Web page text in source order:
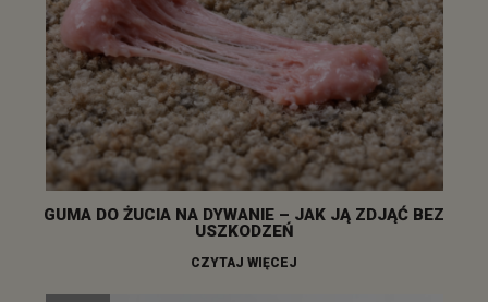
GUMA DO ŻUCIA NA DYWANIE – JAK JĄ ZDJĄĆ BEZ
USZKODZEŃ
CZYTAJ WIĘCEJ